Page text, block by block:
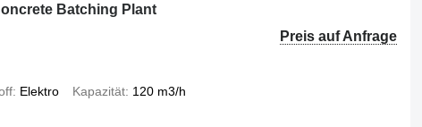
Batching Plant
Preis auf Anfrage
Elektro Kapazität 120 m3/h